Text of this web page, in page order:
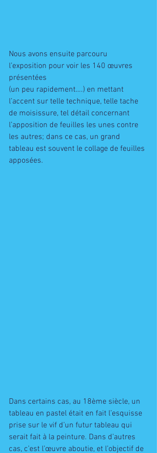
Nous avons ensuite parcouru
l’exposition pour voir les 140 œuvres
présentées
(un peu rapidement….) en mettant
l’accent sur telle technique, telle tache
de moisissure, tel détail concernant
l’apposition de feuilles les unes contre
les autres; dans ce cas, un grand
tableau est souvent le collage de feuilles
apposées.
Dans certains cas, au 18ème siècle, un
tableau en pastel était en fait l’esquisse
prise sur le vif d’un futur tableau qui
serait fait à la peinture. Dans d’autres
cas, c’est l’œuvre aboutie, et l’objectif de